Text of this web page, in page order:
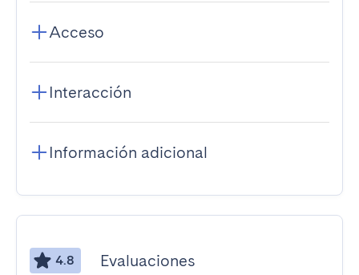
Acceso
Interacción
Información adicional
4.8 Evaluaciones